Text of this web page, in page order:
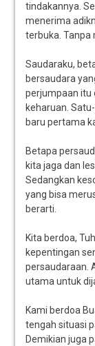
tindakannya.
menerima
terbuka. Tanpa
Saudaraku,
bersaudara
perjumpaan itu
keharuan.
baru pertama
Betapa
kita jaga dan
Sedangkan
yang bisa
berarti.
Kita berdoa,
kepentingan
persaudaraan.
utama untuk
Kami berdoa
tengah situasi
Demikian juga